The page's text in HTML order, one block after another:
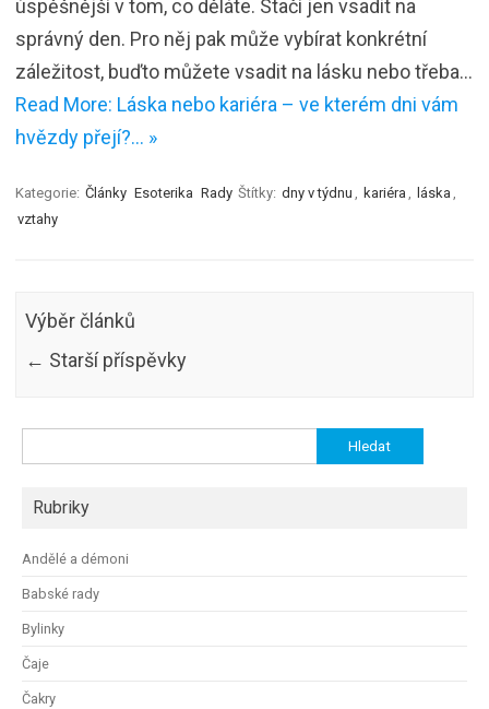
úspěšnější v tom, co děláte. Stačí jen vsadit na
správný den. Pro něj pak může vybírat konkrétní
záležitost, buďto můžete vsadit na lásku nebo třeba…
Read More: Láska nebo kariéra – ve kterém dni vám
hvězdy přejí?… »
Kategorie: Články Esoterika Rady Štítky: dny v týdnu kariéra láska
vztahy
Výběr článků
← Starší příspěvky
Rubriky
Andělé a démoni
Babské rady
Bylinky
Čaje
Čakry